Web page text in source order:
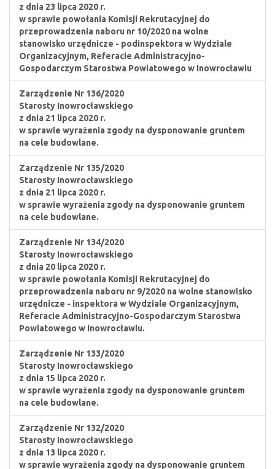
z dnia 23 lipca 2020 r.
w sprawie powołania Komisji Rekrutacyjnej do
przeprowadzenia naboru nr 10/2020 na wolne
stanowisko urzędnicze - podinspektora w Wydziale
Organizacyjnym, Referacie Administracyjno-
Gospodarczym Starostwa Powiatowego w Inowrocławiu
Zarządzenie Nr 136/2020
Starosty Inowrocławskiego
z dnia 21 lipca 2020 r.
w sprawie wyrażenia zgody na dysponowanie gruntem
na cele budowlane.
Zarządzenie Nr 135/2020
Starosty Inowrocławskiego
z dnia 21 lipca 2020 r.
w sprawie wyrażenia zgody na dysponowanie gruntem
na cele budowlane.
Zarządzenie Nr 134/2020
Starosty Inowrocławskiego
z dnia 20 lipca 2020 r.
w sprawie powołania Komisji Rekrutacyjnej do
przeprowadzenia naboru nr 9/2020 na wolne stanowisko
urzędnicze - inspektora w Wydziale Organizacyjnym,
Referacie Administracyjno-Gospodarczym Starostwa
Powiatowego w Inowrocławiu.
Zarządzenie Nr 133/2020
Starosty Inowrocławskiego
z dnia 15 lipca 2020 r.
w sprawie wyrażenia zgody na dysponowanie gruntem
na cele budowlane.
Zarządzenie Nr 132/2020
Starosty Inowrocławskiego
z dnia 13 lipca 2020 r.
w sprawie wyrażenia zgody na dysponowanie gruntem